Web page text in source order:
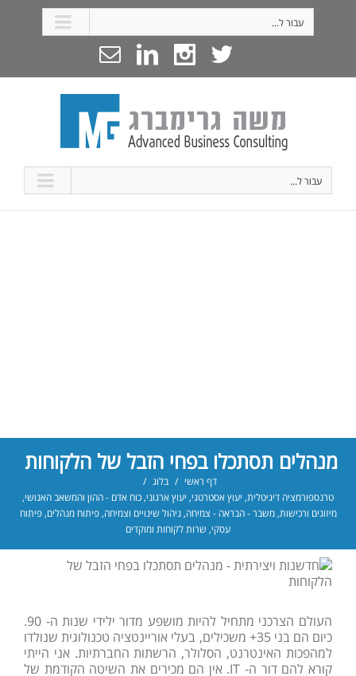
עבור ל...
עבור ל...
מנהלים תסתכלו בפחי הזבל של הלקוחות
דף ראשי / בלוג /
טרנספורמציה דיגיטלית, יעוץ אסטרטגי, יעוץ ארגוני,כוח אדם - ההון והמשאב האנושי,
מיזוגים ורכישות,משבר - הבראה - צמיחה,ניהול שינויים וצמיחה,פיתוח מנהלים,פיתוח
עסקי, שרות לקוחות ומוקדים
העולם הצרכני מתחיל להיות מושפע מדור ילידי שנות ה- 90.
כיום הם בני 35+ משכילים, בעלי אוריינטציה טכנולוגית שנולדו
למהפכות האינטרנט, הסלולר, הרשתות החברתיות. אני הייתי
קורא להם דור ה- IT. אין הם מכירים את השיטה הקודמת של